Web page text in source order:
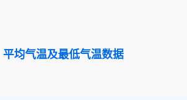
均气温及最低气温数据